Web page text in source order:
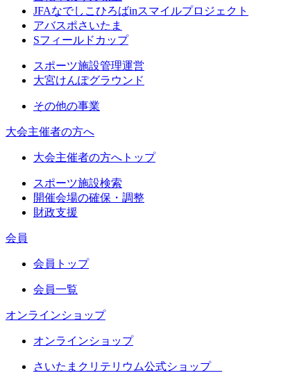
JFAなでしこひろばinスマイルプロジェクト
アバスポさいたま
Sフィールドカップ
スポーツ施設管理運営
大宮けんぽグラウンド
その他の事業
大会主催者の方へ
大会主催者の方へトップ
スポーツ施設検索
開催会場の確保・調整
財政支援
会員
会員トップ
会員一覧
オンラインショップ
オンラインショップ
さいたまクリテリウム公式ショップ